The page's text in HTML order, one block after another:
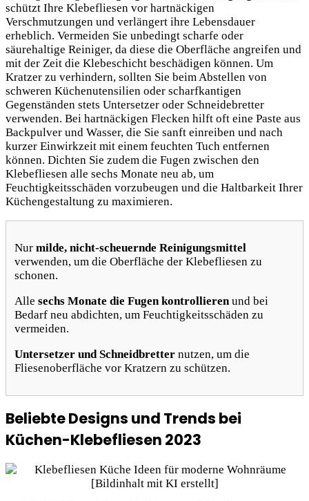
schützt Ihre Klebefliesen vor hartnäckigen
Verschmutzungen und verlängert ihre Lebensdauer
erheblich. Vermeiden Sie unbedingt scharfe oder
säurehaltige Reiniger, da diese die Oberfläche angreifen und
mit der Zeit die Klebeschicht beschädigen können. Um
Kratzer zu verhindern, sollten Sie beim Abstellen von
schweren Küchenutensilien oder scharfkantigen
Gegenständen stets Untersetzer oder Schneidebretter
verwenden. Bei hartnäckigen Flecken hilft oft eine Paste aus
Backpulver und Wasser, die Sie sanft einreiben und nach
kurzer Einwirkzeit mit einem feuchten Tuch entfernen
können. Dichten Sie zudem die Fugen zwischen den
Klebefliesen alle sechs Monate neu ab, um
Feuchtigkeitsschäden vorzubeugen und die Haltbarkeit Ihrer
Küchengestaltung zu maximieren.
Nur milde, nicht-scheuernde Reinigungsmittel
verwenden, um die Oberfläche der Klebefliesen zu
schonen.
Alle sechs Monate die Fugen kontrollieren und bei
Bedarf neu abdichten, um Feuchtigkeitsschäden zu
vermeiden.
Untersetzer und Schneidbretter nutzen, um die
Fliesenoberfläche vor Kratzern zu schützen.
Beliebte Designs und Trends bei
Küchen-Klebefliesen 2023